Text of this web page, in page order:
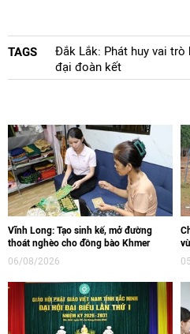
TAGS
Đắk Lắk: Phát huy vai trò
đại đoàn kết
Vĩnh Long: Tạo sinh kế, mở đường
thoát nghèo cho đồng bào Khmer
06/08/2026